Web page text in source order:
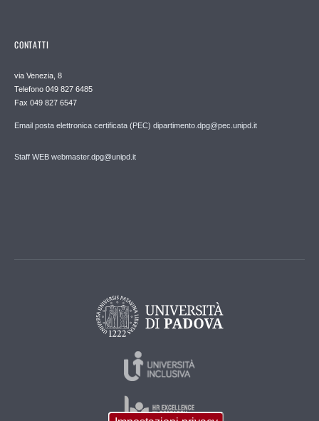
CONTATTI
via Venezia, 8
Telefono 049 827 6485
Fax 049 827 6547
Email posta elettronica certificata (PEC) dipartimento.dpg@pec.unipd.it
Staff WEB webmaster.dpg@unipd.it